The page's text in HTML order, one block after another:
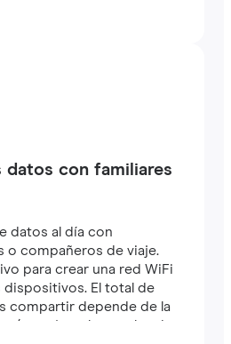
datos con familiares
datos al día con
o compañeros de viaje.
para crear una red WiFi
El total de
compartir depende de la
(por ejemplo, un plan de